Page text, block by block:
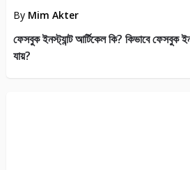
By Mim Akter
ফেসবুক ইনস্ট্যান্ট আর্টিকেল কি? কিভাবে ফেসবুক
যায়?